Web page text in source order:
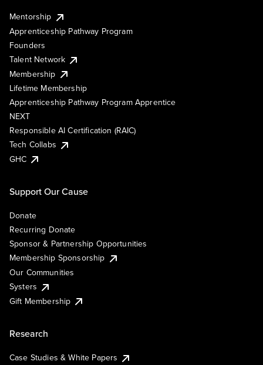
Mentorship
Apprenticeship Pathway Program
Founders
Talent Network
Membership
Lifetime Membership
Apprenticeship Pathway Program Apprentice
NEXT
Responsible AI Certification (RAIC)
Tech Collabs
GHC
Support Our Cause
Donate
Recurring Donate
Sponsor & Partnership Opportunities
Membership Sponsorship
Our Communities
Systers
Gift Membership
Research
Case Studies & White Papers